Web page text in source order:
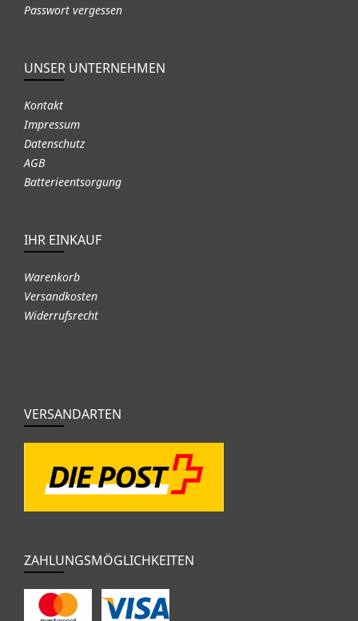
Passwort vergessen
UNSER UNTERNEHMEN
Kontakt
Impressum
Datenschutz
AGB
Batterieentsorgung
IHR EINKAUF
Warenkorb
Versandkosten
Widerrufsrecht
VERSANDARTEN
ZAHLUNGSMÖGLICHKEITEN